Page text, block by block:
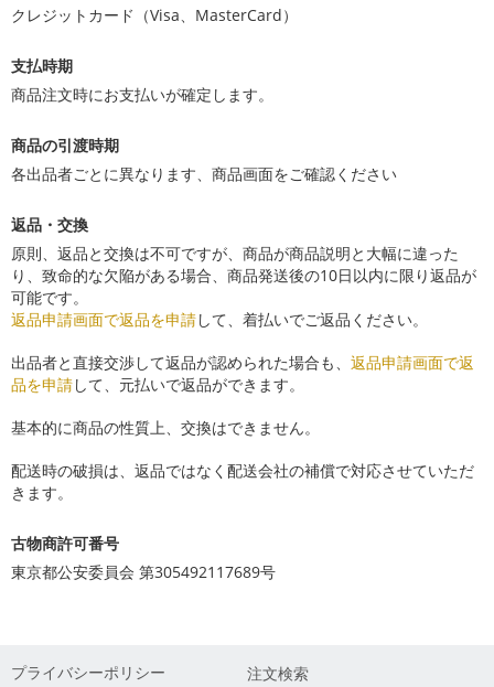
クレジットカード（Visa、MasterCard）
支払時期
商品注文時にお支払いが確定します。
商品の引渡時期
各出品者ごとに異なります、商品画面をご確認ください
返品・交換
原則、返品と交換は不可ですが、商品が商品説明と大幅に違った
り、致命的な欠陥がある場合、商品発送後の10日以内に限り返品が
可能です。
返品申請画面で返品を申請して、着払いでご返品ください。
出品者と直接交渉して返品が認められた場合も、 返品申請画面で返
品を申請して、元払いで返品ができます。
基本的に商品の性質上、交換はできません。
配送時の破損は、返品ではなく配送会社の補償で対応させていただ
きます。
古物商許可番号
東京都公安委員会 第305492117689号
プライバシーポリシー 注文検索